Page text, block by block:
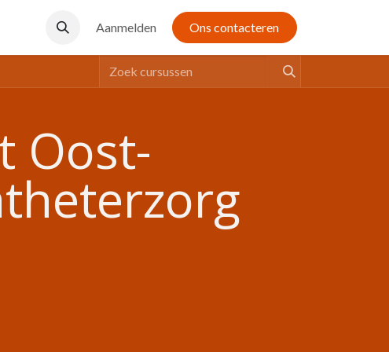
Aanmelden Ons contacteren
Oost-